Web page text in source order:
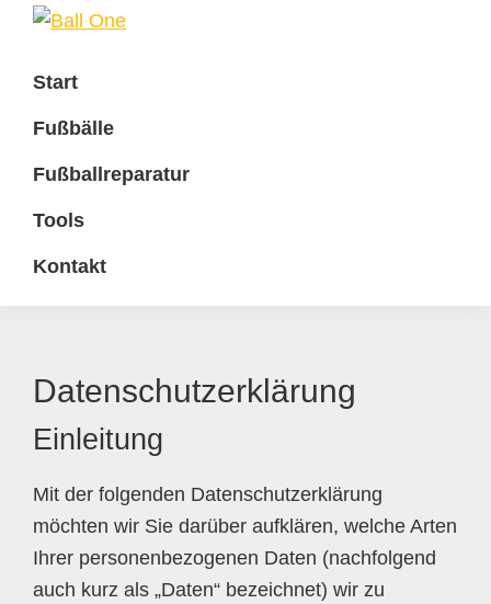
springen
Zum
springen
springen
One
Fußball!
Start
Fußbälle
Fußballreparatur
Tools
Kontakt
Datenschutzerklärung
Einleitung
Mit der folgenden Datenschutzerklärung
möchten wir Sie darüber aufklären, welche Arten
Ihrer personenbezogenen Daten (nachfolgend
auch kurz als „Daten“ bezeichnet) wir zu